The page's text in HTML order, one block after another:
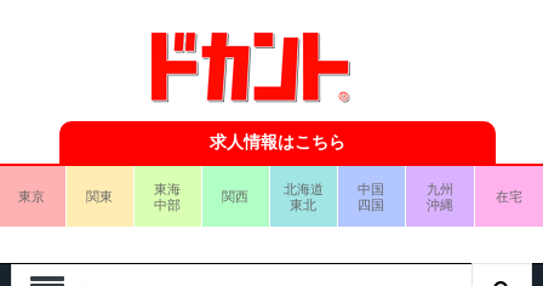
求人情報はこちら
東京 関東
東海
中部
関西
北海道
東北
中国
四国
九州
沖縄
在宅